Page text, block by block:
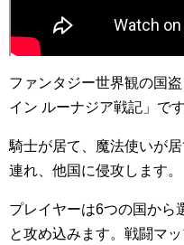
ファンタジー世界観の国
イン ルーナジア戦記」です
騎士が居て、魔法使いが
連れ、他国に侵攻します。
プレイヤーは6つの国から
と攻め込みます。戦闘マ